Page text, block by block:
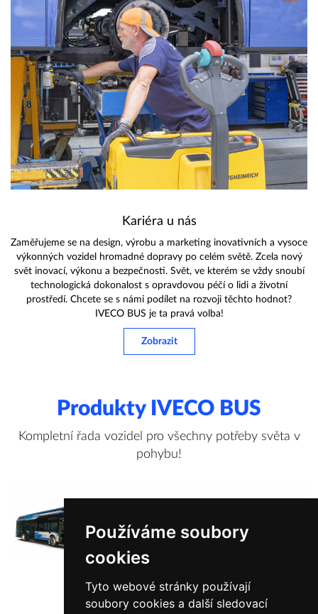
Používáme soubory
cookies
Tyto webové stránky používají
soubory cookies a další sledovací
Kariéra u nás
Zaměřujeme se na design, výrobu a marketing inovativních a vysoce
výkonných vozidel hromadné dopravy po celém světě. Zcela nový
svět inovací, výkonu a bezpečnosti. Svět, ve kterém se vždy snoubí
technologická dokonalost s opravdovou péčí o lidi a životní
prostředí. Chcete se s námi podílet na rozvoji těchto hodnot?
IVECO BUS je ta pravá volba!
Zobrazit
Produkty IVECO BUS
Kompletní řada vozidel pro všechny potřeby světa v
pohybu!
Zobrazit více informací